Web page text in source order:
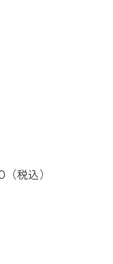
税込）